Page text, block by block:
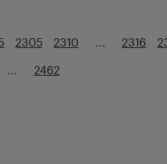
2305 2310 ... 2316
... 2462